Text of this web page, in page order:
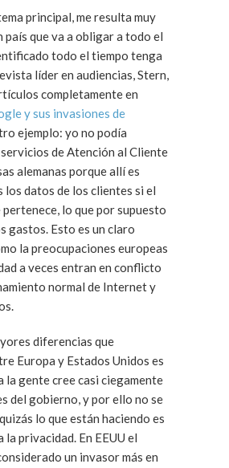
principal, me resulta muy
país que va a obligar a todo el
todo el tiempo tenga
líder en audiencias, Stern,
completamente en
y sus invasiones de
ejemplo: yo no podía
de Atención al Cliente
alemanas porque allí es
los datos de los clientes si el
lo que por supuesto
gastos. Esto es un claro
la preocupaciones europeas
a veces entran en conflicto
normal de Internet y
diferencias que
Europa y Estados Unidos es
la gente cree casi ciegamente
del gobierno, y por ello no se
lo que están haciendo es
la privacidad. En EEUU el
un invasor más en